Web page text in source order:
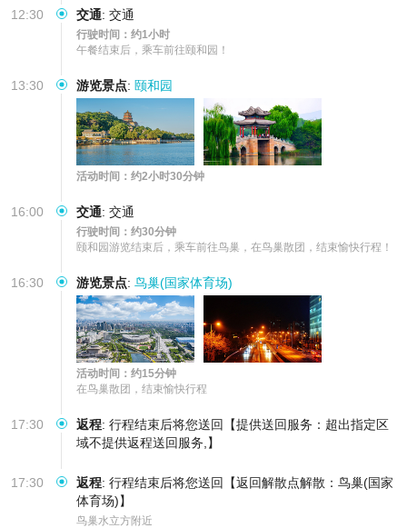
12:30 交通: 交通
行驶时间：约1小时
午餐结束后，乘车前往颐和园！
13:30 游览景点: 颐和园
活动时间：约2小时30分钟
16:00 交通: 交通
行驶时间：约30分钟
颐和园游览结束后，乘车前往鸟巢，在鸟巢散团，结束愉快行程！
16:30 游览景点: 鸟巢(国家体育场)
活动时间：约15分钟
在鸟巢散团，结束愉快行程
17:30 返程: 行程结束后将您送回【提供送回服务：超出指定区
域不提供返程送回服务,】
17:30 返程: 行程结束后将您送回【返回解散点解散：鸟巢(国家
体育场)】
鸟巢水立方附近